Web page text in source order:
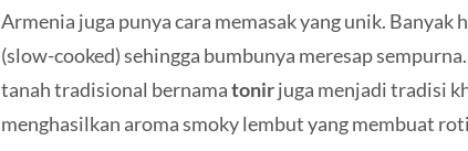
Armenia juga punya cara memasak yang unik. Banyak
(slow-cooked) sehingga bumbunya meresap
tanah tradisional bernamatonirjuga menjadi tradisi
menghasilkan aroma smoky lembut yang membuat